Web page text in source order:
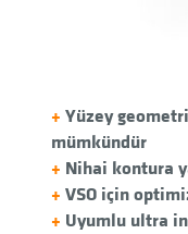
+ Yüzey
mümkündür
+ Nihai kontura
+ VSO için
+ Uyumlu ultra